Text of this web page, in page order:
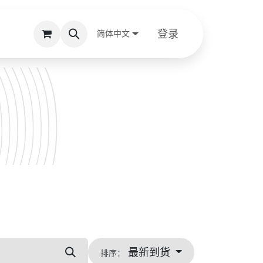
简体中文 登录
排序： 最新到货